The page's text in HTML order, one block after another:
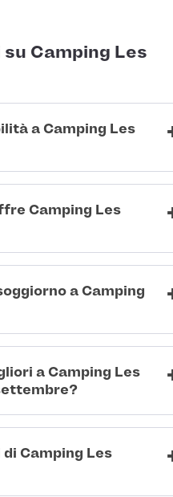
Camping Les
a Camping Les
Camping Les
a Camping
a Camping Les
Camping Les